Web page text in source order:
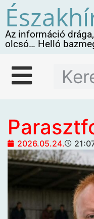
Az információ
olcsó… Helló
2026.05.24.